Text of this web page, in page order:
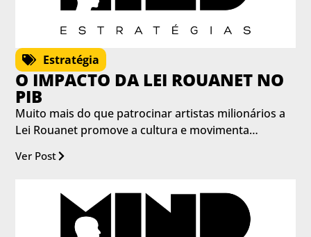
Estratégia
O IMPACTO DA LEI ROUANET NO
PIB
Muito mais do que patrocinar artistas milionários a
Lei Rouanet promove a cultura e movimenta…
Ver Post